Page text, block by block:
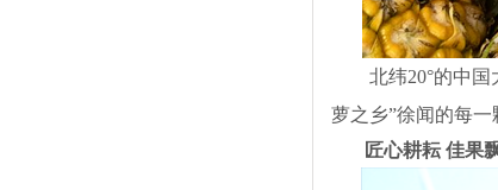
北纬20°的中
萝之乡”徐闻的每一
匠心耕耘 佳果